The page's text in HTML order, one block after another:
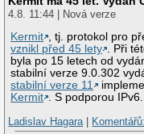
4.8. 11:44 | Nová verze
Kermit , tj. protokol pro
vznikl před 45 lety . Při
byla po 15 letech od
stabilní verze 9.0.302
stabilní verze 11
Kermit . S podporou IPv6.
Ladislav Hagara|